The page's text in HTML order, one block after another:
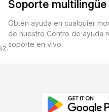
Soporte
Obtén ayuda en cualquier
de nuestro Centro de ayuda
soporte en vivo.